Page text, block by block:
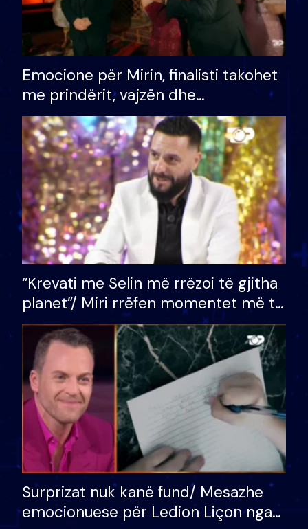
Emocione për Mirin, finalisti takohet
me prindërit, vajzën dhe
bashkëshorten: S’kemi ndonjë letër
divorci apo jo?
“Krevati me Selin më rrëzoi të gjitha
planet”/ Miri rrëfen momentet më të
bukura në shtëpinë e BB VIP: Do më
mungojë zilja e mëngjesit kur…
Surprizat nuk kanë fund/ Mesazhe
emocionuese për Ledion Liçon nga